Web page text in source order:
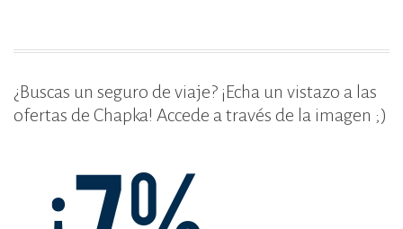
k
¿Buscas un seguro de viaje? ¡Echa un vistazo a las
ofertas de Chapka! Accede a través de la imagen ;)